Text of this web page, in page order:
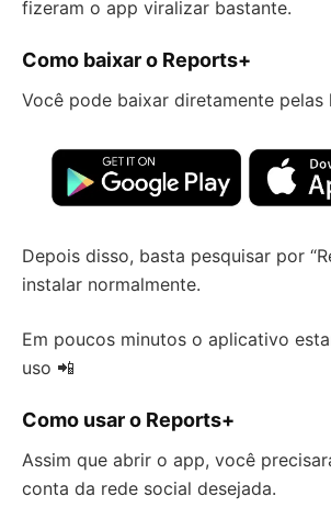
fizeram o app viralizar bastante.
Como baixar o Reports+
Você pode baixar diretamente pelas
Depois disso, basta pesquisar por
instalar normalmente.
Em poucos minutos o aplicativo
uso 📲
Como usar o Reports+
Assim que abrir o app, você
conta da rede social desejada.